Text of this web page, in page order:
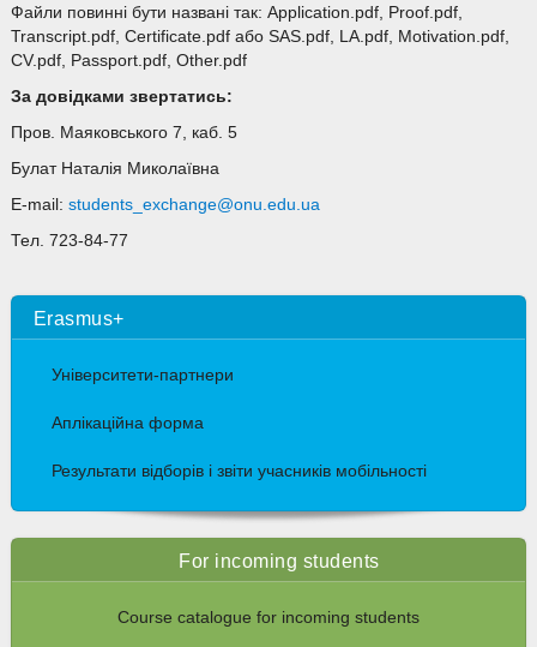
Файли повинні бути названі так: Application.pdf, Proof.pdf,
Transcript.pdf, Certificate.pdf або SAS.pdf, LA.pdf, Motivation.pdf,
CV.pdf, Passport.pdf, Other.pdf
За довідками звертатись:
Пров. Маяковського 7, каб. 5
Булат Наталія Миколаївна
E-mail: students_exchange@onu.edu.ua
Тел. 723-84-77
Erasmus+
Університети-партнери
Аплікаційна форма
Результати відборів і звіти учасників мобільності
For incoming students
Course catalogue for incoming students